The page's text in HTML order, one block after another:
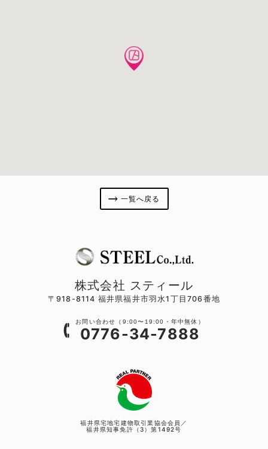
一覧へ戻る
株式会社 スティール
〒918-8114 福井県福井市羽水1丁目706番地
お問い合わせ（9:00〜19:00・年中無休）
0776-34-7888
福井県宅地宅建物取引業協会会員／
福井県知事免許（3）第1492号